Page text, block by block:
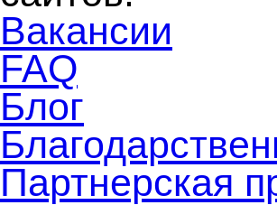
Вакансии
FAQ
Блог
Партнерская